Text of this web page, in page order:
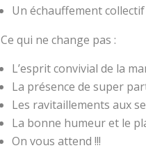
Un échauffement
Ce qui ne change pas :
L’esprit convivial de la
La présence de super
Les ravitaillements aux
La bonne humeur et le
On vous attend !!!